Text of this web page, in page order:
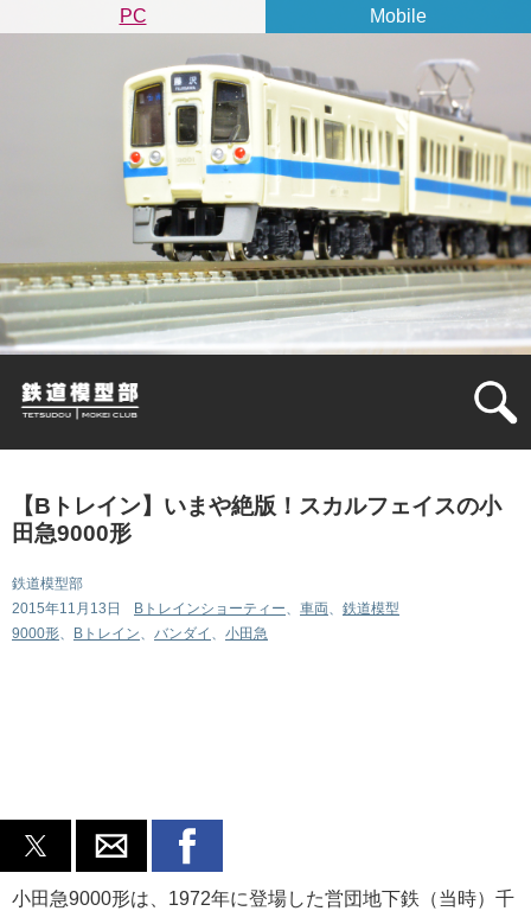
PC Mobile
【Bトレイン】いまや絶版！スカルフェイスの小
田急9000形
鉄道模型部
2015年11月13日
カテゴリ:
Bトレインショーティー 車両
鉄道模型
タグ:
9000形 Bトレイン バンダイ 小田急
小田急9000形は、1972年に登場した営団地下鉄（当時）千